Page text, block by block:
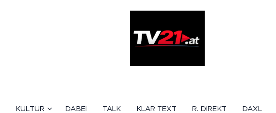
KULTUR DABEI TALK KLAR TEXT R. DIREKT DAXL